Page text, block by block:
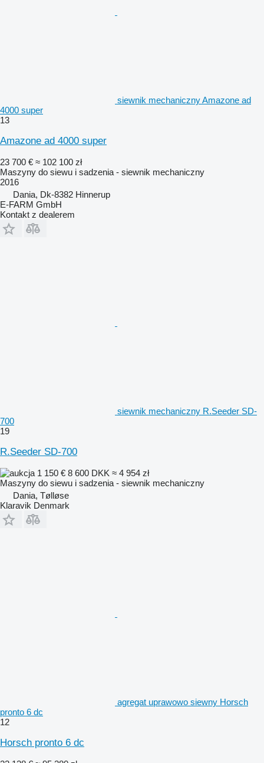
siewnik mechaniczny Amazone ad
4000 super
13
Amazone ad 4000 super
23 700 € ≈ 102 100 zł
Maszyny do siewu i sadzenia - siewnik mechaniczny
2016
Dania, Dk-8382 Hinnerup
E-FARM GmbH
Kontakt z dealerem
siewnik mechaniczny R.Seeder SD-
700
19
R.Seeder SD-700
1 150 € 8 600 DKK ≈ 4 954 zł
Maszyny do siewu i sadzenia - siewnik mechaniczny
Dania, Tølløse
Klaravik Denmark
agregat uprawowo siewny Horsch
pronto 6 dc
12
Horsch pronto 6 dc